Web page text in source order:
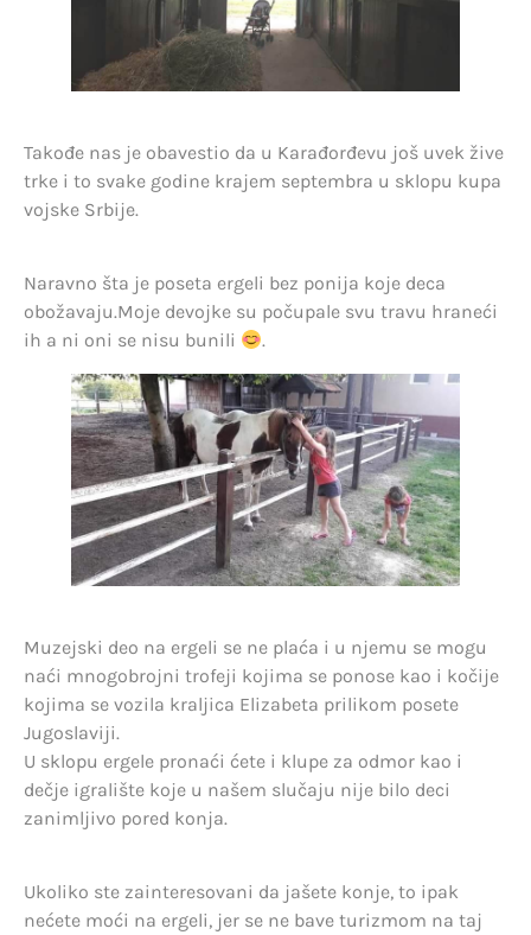
Takođe nas je obavestio da u Karađorđevu još uvek žive
trke i to svake godine krajem septembra u sklopu kupa
vojske Srbije.
Naravno šta je poseta ergeli bez ponija koje deca
obožavaju.Moje devojke su počupale svu travu hraneći
ih a ni oni se nisu bunili
.
Muzejski deo na ergeli se ne plaća i u njemu se mogu
naći mnogobrojni trofeji kojima se ponose kao i kočije
kojima se vozila kraljica Elizabeta prilikom posete
Jugoslaviji.
U sklopu ergele pronaći ćete i klupe za odmor kao i
dečje igralište koje u našem slučaju nije bilo deci
zanimljivo pored konja.
Ukoliko ste zainteresovani da jašete konje, to ipak
nećete moći na ergeli, jer se ne bave turizmom na taj